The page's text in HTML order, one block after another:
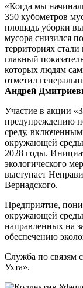
«Когда мы
350 кубометров
площадь уборки
мусора снизился
территориях
главный
которых людям
отметил
Андрей
Участие в акции
предупреждению
среду,
окружающей
2028 годы.
экологического
выступает
Вернадского.
Предприятие,
окружающей
направленных на
обеспечению
Служба по связям
Ухта».